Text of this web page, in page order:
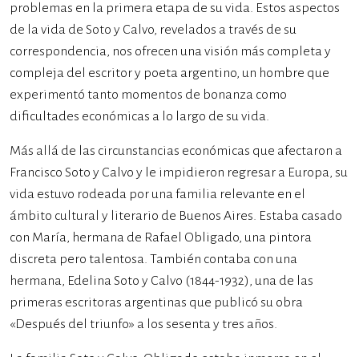
problemas en la primera etapa de su vida. Estos aspectos
de la vida de Soto y Calvo, revelados a través de su
correspondencia, nos ofrecen una visión más completa y
compleja del escritor y poeta argentino, un hombre que
experimentó tanto momentos de bonanza como
dificultades económicas a lo largo de su vida.
Más allá de las circunstancias económicas que afectaron a
Francisco Soto y Calvo y le impidieron regresar a Europa, su
vida estuvo rodeada por una familia relevante en el
ámbito cultural y literario de Buenos Aires. Estaba casado
con María, hermana de Rafael Obligado, una pintora
discreta pero talentosa. También contaba con una
hermana, Edelina Soto y Calvo (1844-1932), una de las
primeras escritoras argentinas que publicó su obra
«Después del triunfo» a los sesenta y tres años.